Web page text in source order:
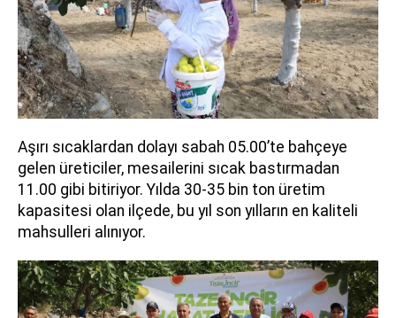
Aşırı sıcaklardan dolayı sabah 05.00’te bahçeye
gelen üreticiler, mesailerini sıcak bastırmadan
11.00 gibi bitiriyor. Yılda 30-35 bin ton üretim
kapasitesi olan ilçede, bu yıl son yılların en kaliteli
mahsulleri alınıyor.